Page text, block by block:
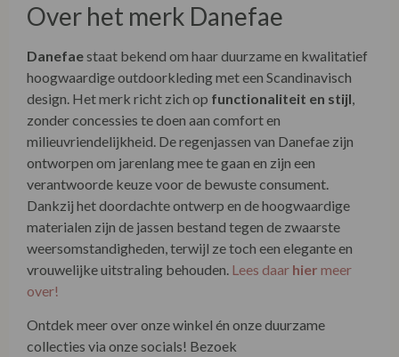
Over het merk Danefae
Danefaestaat bekend om haar duurzame en kwalitatief
hoogwaardige outdoorkleding met een Scandinavisch
design. Het merk richt zich op functionaliteit en stijl,
zonder concessies te doen aan comfort en
milieuvriendelijkheid. De regenjassen van Danefae zijn
ontworpen om jarenlang mee te gaan en zijn een
verantwoorde keuze voor de bewuste consument.
Dankzij het doordachte ontwerp en de hoogwaardige
materialen zijn de jassen bestand tegen de zwaarste
weersomstandigheden, terwijl ze toch een elegante en
vrouwelijke uitstraling behouden. Lees daar hier meer
over!
Ontdek meer over onze winkel én onze duurzame
collecties via onze socials! Bezoek